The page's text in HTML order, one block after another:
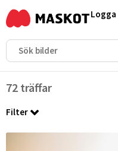
Logga
72 träffar
Filter